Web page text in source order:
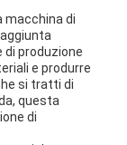
macchina di
di produzione
e produrre
si tratti di
questa
di